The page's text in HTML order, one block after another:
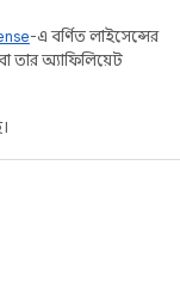
-এ বর্ণিত লাইসেন্সের
তার অ্যাফিলিয়েট